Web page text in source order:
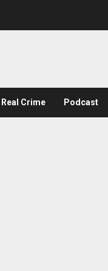
Real Crime Podcast